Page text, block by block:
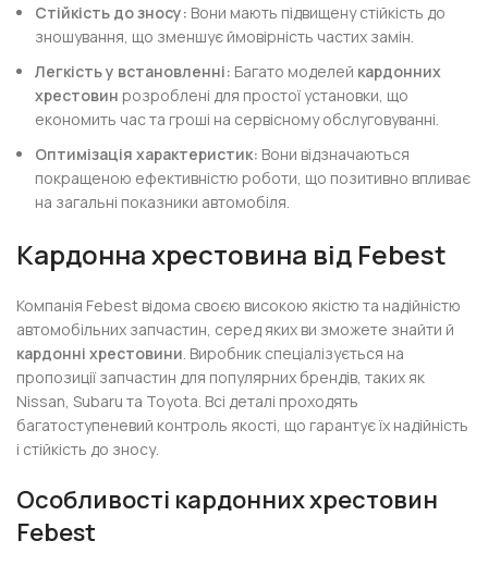
Стійкість до зносу: Вони мають підвищену стійкість до
зношування, що зменшує ймовірність частих замін.
Легкість у встановленні: Багато моделей кардонних
хрестовин розроблені для простої установки, що
економить час та гроші на сервісному обслуговуванні.
Оптимізація характеристик: Вони відзначаються
покращеною ефективністю роботи, що позитивно впливає
на загальні показники автомобіля.
Кардонна хрестовина від Febest
Компанія Febest відома своєю високою якістю та надійністю
автомобільних запчастин, серед яких ви зможете знайти й
кардонні хрестовини. Виробник спеціалізується на
пропозиції запчастин для популярних брендів, таких як
Nissan, Subaru та Toyota. Всі деталі проходять
багатоступеневий контроль якості, що гарантує їх надійність
і стійкість до зносу.
Особливості кардонних хрестовин
Febest